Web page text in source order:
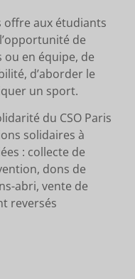
offre aux étudiants
de
en équipe, de
d’aborder le
un sport.
du CSO Paris
solidaires à
: collecte de
dons de
abri, vente de
reversés